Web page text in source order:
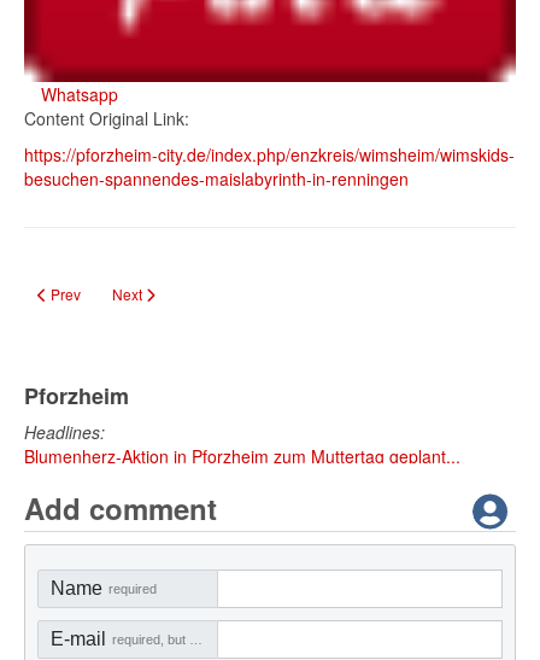
Whatsapp
Content Original Link:
https://pforzheim-city.de/index.php/enzkreis/wimsheim/wimskids-
besuchen-spannendes-maislabyrinth-in-renningen
Previous article: WimsKids toben sich in der Freestyle Academy aus
Prev Next article: Mit WimsKids auf Entdeckungstour zum Römerhof
Next
Pforzheim
Headlines:
Blumenherz-Aktion in Pforzheim zum Muttertag geplant...
Add comment
Name required
E-mail